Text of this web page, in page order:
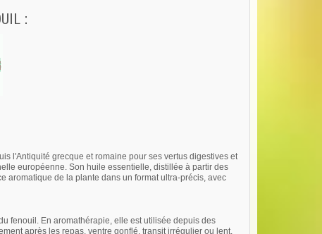
:
l'Antiquité grecque et romaine pour ses vertus digestives et
européenne. Son huile essentielle, distillée à partir des
aromatique de la plante dans un format ultra-précis, avec
fenouil. En aromathérapie, elle est utilisée depuis des
après les repas, ventre gonflé, transit irrégulier ou lent.